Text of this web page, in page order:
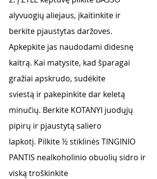
alyvuogių aliejaus, įkaitinkite ir
berkite pjaustytas daržoves.
Apkepkite jas naudodami didesnę
kaitrą. Kai matysite, kad šparagai
gražiai apskrudo, sudėkite
sviestą ir pakepinkite dar keletą
minučių. Berkite KOTANYI juodųjų
pipirų ir pjaustytą saliero
lapkotį. Pilkite ½ stiklinės TINGINIO
PANTIS nealkoholinio obuolių sidro ir
viską troškinkite